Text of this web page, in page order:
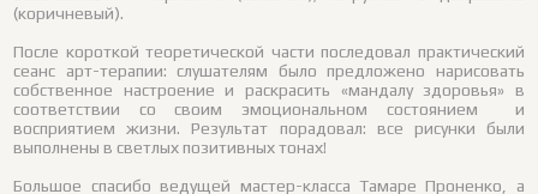
(коричневый).
После короткой теоретической части последовал практический
сеанс арт-терапии: слушателям было предложено нарисовать
собственное настроение и раскрасить «мандалу здоровья» в
соответствии со своим эмоциональном состоянием и
восприятием жизни. Результат порадовал: все рисунки были
выполнены в светлых позитивных тонах!
Большое спасибо ведущей мастер-класса Тамаре Проненко, а